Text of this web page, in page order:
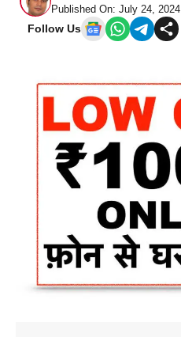
Published On: July 24, 2024
Follow Us